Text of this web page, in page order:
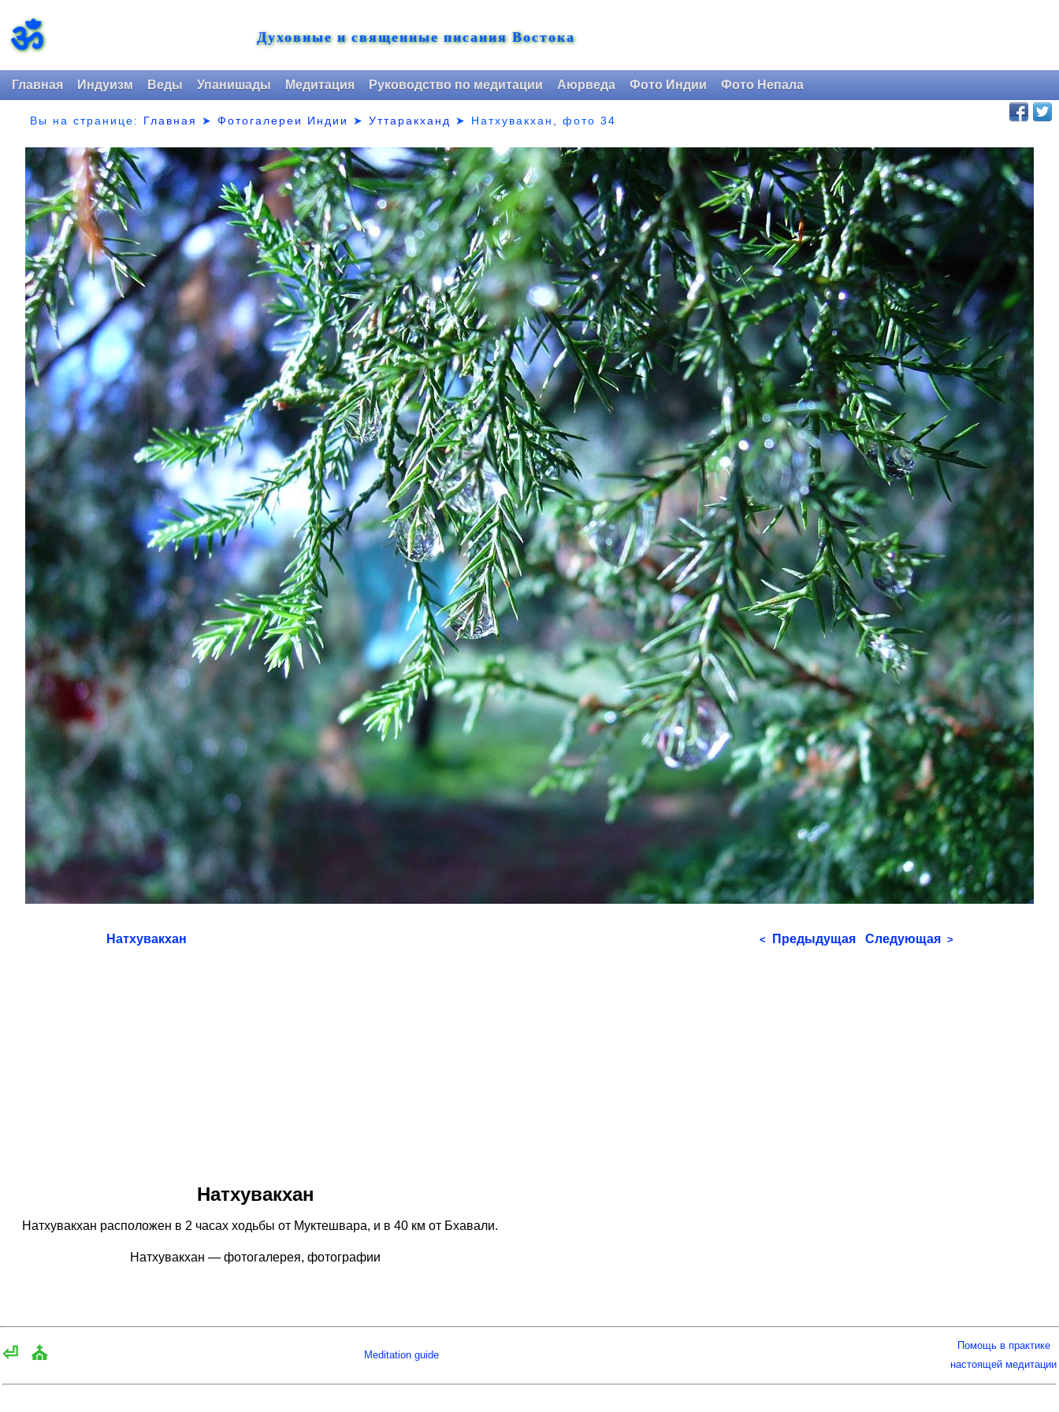
ॐ Духовные и священные писания Востока
Главная Индуизм Веды Упанишады Медитация Руководство по медитации Аюрведа Фото Индии Фото Непала
Вы на странице: Главная ➤Фотогалереи Индии ➤Уттаракханд ➤ Натхувакхан, фото 34
Натхувакхан < Предыдущая Следующая >
Натхувакхан
Натхувакхан расположен в 2 часах ходьбы от Муктешвара, и в 40 км от Бхавали.
Натхувакхан — фотогалерея, фотографии
⏎ ⛪ Meditation guide
Помощь в практике
настоящей медитации